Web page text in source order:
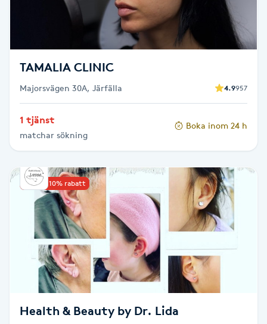
Fransförlängning Volym
Fransrengöring
Frekvensterapi
Friskvård
Friskvårdsmassage
Funktionsanalys
Färgning
Föning
TAMALIA CLINIC
Majorsvägen 30A, Järfälla 4.9957
1 tjänst
matchar sökning
Boka inom 24 h
Upp till 10% rabatt
Health & Beauty by Dr. Lida